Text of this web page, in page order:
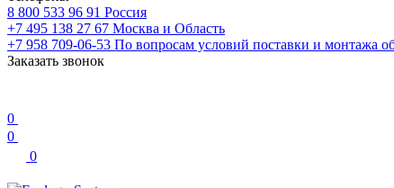
8 800 533 96 91 Россия
+7 495 138 27 67 Москва и Область
+7 958 709-06-53 По вопросам условий поставки и монтажа
Заказать звонок
0
0
0